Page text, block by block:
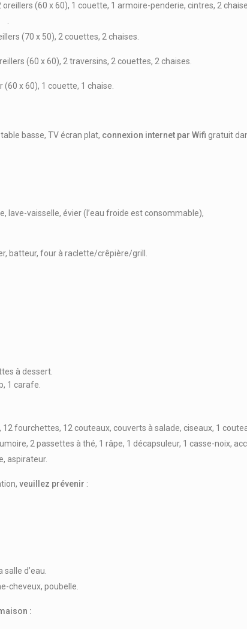
oreillers (60 x 60), 1 couette, 1 armoire-penderie, cintres, 2
(70 x 50), 2 couettes, 2 chaises.
(60 x 60), 2 traversins, 2 couettes, 2 chaises.
(60 x 60), 1 couette, 1 chaise.
basse, TV écran plat, connexion internet par Wifi gratuit
lave-vaisselle, évier (l’eau froide est consommable),
batteur, four à raclette/crêpière/grill.
à dessert.
1 carafe.
fourchettes, 12 couteaux, couverts à salade, ciseaux, 1
2 passettes à thé, 1 râpe, 1 décapsuleur, 1 casse-noix,
aspirateur.
veuillez prévenir :
d’eau.
cheveux, poubelle.
: